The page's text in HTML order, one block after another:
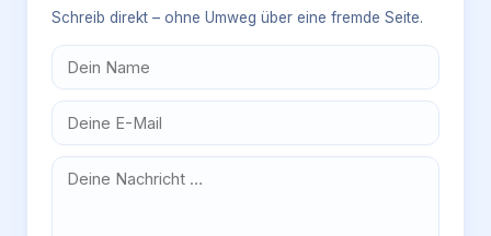
Schreib direkt – ohne Umweg über eine fremde Seite.